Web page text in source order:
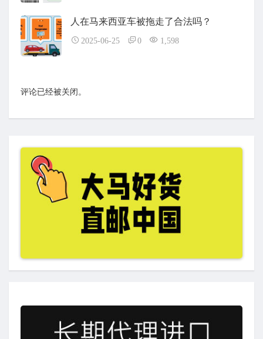
人在马来西亚车被拖走了合法吗？
2025-06-25 0 1,598
评论已经被关闭。